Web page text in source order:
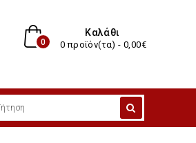
Καλάθι
0 προϊόν(τα) - 0,00€
0